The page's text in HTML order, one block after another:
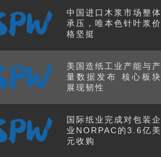
中国进口木浆市场整体
承压，唯本色针叶浆价
格坚挺
美国造纸工业产能与产
量数据发布 核心板块
展现韧性
国际纸业完成对包装企
业NORPAC的3.6亿美
元收购